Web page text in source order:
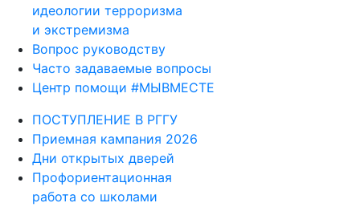
идеологии терроризма
и экстремизма
Вопрос руководству
Часто задаваемые вопросы
Центр помощи #МЫВМЕСТЕ
ПОСТУПЛЕНИЕ В РГГУ
Приемная кампания 2026
Дни открытых дверей
Профориентационная
работа со школами